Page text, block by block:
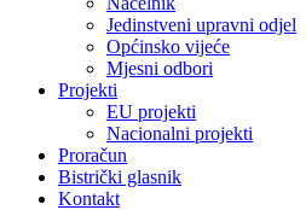
Jedinstveni upravni odjel
Općinsko vijeće
Mjesni odbori
Projekti
EU projekti
Nacionalni projekti
Proračun
Bistrički glasnik
Kontakt